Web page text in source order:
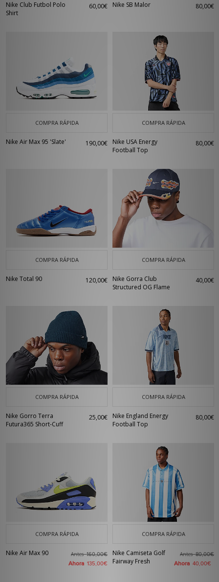
Nike Club Futbol Polo
Shirt
60,00€ Nike SB Malor 80,00€
COMPRA RÁPIDA
Nike Air Max 95 'Slate' 190,00€
COMPRA RÁPIDA
Nike USA Energy
Football Top
80,00€
COMPRA RÁPIDA
Nike Total 90 120,00€
COMPRA RÁPIDA
Nike Gorra Club
Structured OG Flame
40,00€
COMPRA RÁPIDA
Nike Gorro Terra
Futura365 Short-Cuff
25,00€
COMPRA RÁPIDA
Nike England Energy
Football Top
80,00€
COMPRA RÁPIDA
Nike Air Max 90 Antes160,00€
Ahora 135,00€
COMPRA RÁPIDA
Nike Camiseta Golf
Fairway Fresh
Antes80,00€
Ahora 40,00€